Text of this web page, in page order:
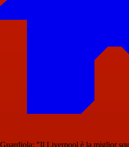
Guardiola: "Il Liverpool è la miglior